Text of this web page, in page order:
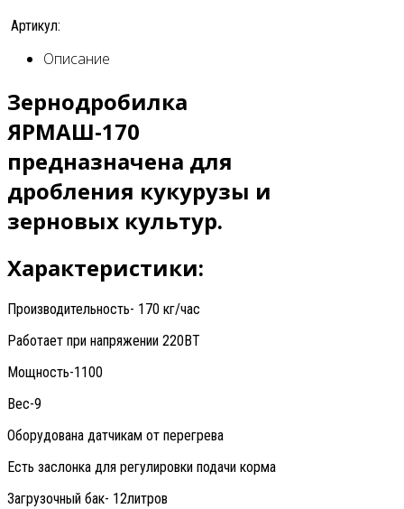
Артикул:
Описание
Зернодробилка
ЯРМАШ-170
предназначена для
дробления кукурузы и
зерновых культур.
Характеристики:
Производительность- 170 кг/час
Работает при напряжении 220ВТ
Мощность-1100
Вес-9
Оборудована датчикам от перегрева
Есть заслонка для регулировки подачи корма
Загрузочный бак- 12литров